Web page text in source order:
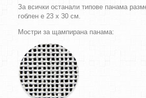
За всички останали типове панама
гоблен е 23 х 30 см.
Мостри за щампирана панама: